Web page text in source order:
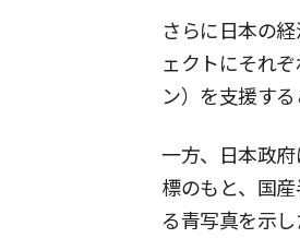
さらに日本の
ェクトにそれ
ン）を支援する
一方、日本政
標のもと、国
る青写真を示し